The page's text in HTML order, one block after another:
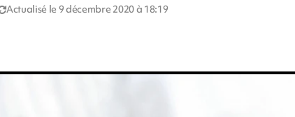
Actualisé le 9 décembre 2020 à 18:19